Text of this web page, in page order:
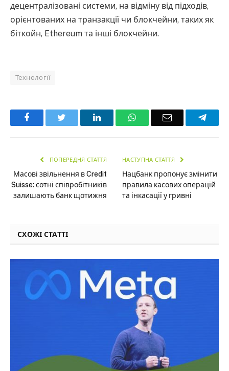
децентралізовані системи, на відміну від підходів,
орієнтованих на транзакції чи блокчейни, таких як
біткойн, Ethereum та інші блокчейни.
Технології
Facebook LinkedInWhatsAppEmail
ПОПЕРЕДНЯ СТАТТЯ
Масові звільнення в Credit
Suisse: сотні співробітників
залишають банк щотижня
НАСТУПНА СТАТТЯ
Нацбанк пропонує змінити
правила касових операцій
та інкасації у гривні
СХОЖІ СТАТТІ